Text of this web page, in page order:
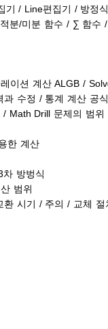
기 / Line편집기 / 방
분/미분 함수 / ∑ 함
이션 계산 ALGB /
수정 / 통계 계산 공
Math Drill 문제의 범위
한 계산
방벙식
범위
시기 / 주의 / 교체